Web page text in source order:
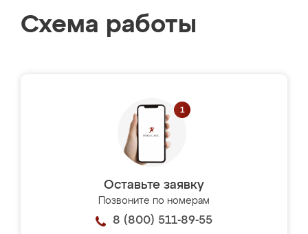
Схема работы
Оставьте заявку
Позвоните по номерам
8 (800) 511-89-55